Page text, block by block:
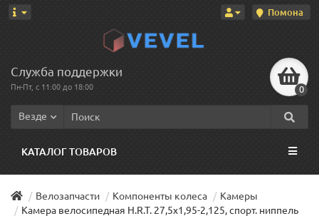
Помона
Служба поддержки
Пн-Пт, с 11:00 до 18:00 0
Везде
КАТАЛОГ ТОВАРОВ
Велозапчасти Компоненты колеса
Камеры
Камера велосипедная H.R.T. 27,5x1,95-2,125, спорт. ниппель